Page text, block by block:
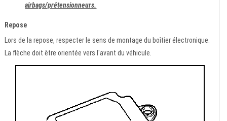
airbags/prétensionneurs.
Repose
Lors de la repose, respecter le sens de montage du boîtier électronique.
La flèche doit être orientée vers l'avant du véhicule.